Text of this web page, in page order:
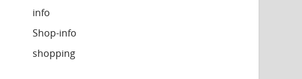
info
Shop-info
shopping